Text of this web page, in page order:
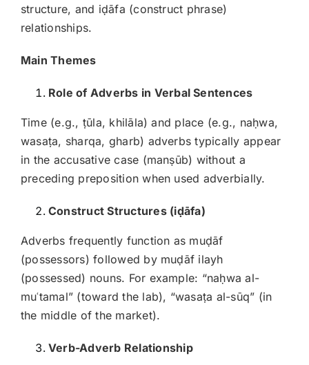
structure, and iḍāfa (construct phrase)
relationships.
Main Themes
Role of Adverbs in Verbal Sentences
Time (e.g., ṭūla, khilāla) and place (e.g., naḥwa,
wasaṭa, sharqa, gharb) adverbs typically appear
in the accusative case (manṣūb) without a
preceding preposition when used adverbially.
Construct Structures (iḍāfa)
Adverbs frequently function as muḍāf
(possessors) followed by muḍāf ilayh
(possessed) nouns. For example: “naḥwa al-
muʿtamal” (toward the lab), “wasaṭa al-sūq” (in
the middle of the market).
Verb-Adverb Relationship